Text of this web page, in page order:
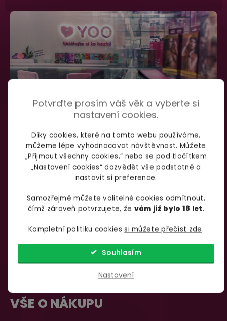
Potvrďte prosím váš věk a vyberte si
nastavení cookies.
Díky cookies, které na tomto webu používáme,
můžeme lépe vyhodnocovat návštěvnost. Můžete
„Přijmout všechny cookies,“ nebo se pod tlačítkem
„Nastavení cookies“ dozvědět vše podstatné a
nastavit si preference.
Samozřejmě můžete volitelné cookies odmítnout,
čímž zároveň potvrzujete, že vám již bylo 18 let.
Kompletní politiku cookiessi můžete přečíst zde.
Nastavení
Souhlasím
SHOWROOM BRNO
735 876 206
Pondělí – pátek:
Sobota, neděle
Zavřeno
VŠE O NÁKUPU